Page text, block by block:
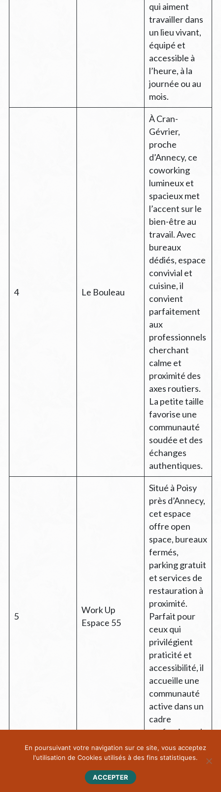
qui aiment
travailler dans
un lieu vivant,
équipé et
accessible à
l’heure, à la
journée ou au
mois.
4 Le Bouleau
À Cran-
Gévrier,
proche
d’Annecy, ce
coworking
lumineux et
spacieux met
l’accent sur le
bien-être au
travail. Avec
bureaux
dédiés, espace
convivial et
cuisine, il
convient
parfaitement
aux
professionnels
cherchant
calme et
proximité des
axes routiers.
La petite taille
favorise une
communauté
soudée et des
échanges
authentiques.
5
Work Up
Espace 55
Situé à Poisy
près d’Annecy,
cet espace
offre open
space, bureaux
fermés,
parking gratuit
et services de
restauration à
proximité.
Parfait pour
ceux qui
privilégient
praticité et
accessibilité, il
accueille une
communauté
active dans un
cadre
professionnel
et convivial.
En poursuivant votre navigation sur ce site, vous acceptez
l'utilisation de Cookies utilisés à des fins statistiques.
ACCEPTER